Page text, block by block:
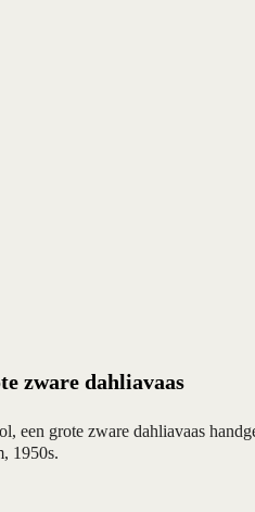
zware dahliavaas
een grote zware dahliavaas
1950s.